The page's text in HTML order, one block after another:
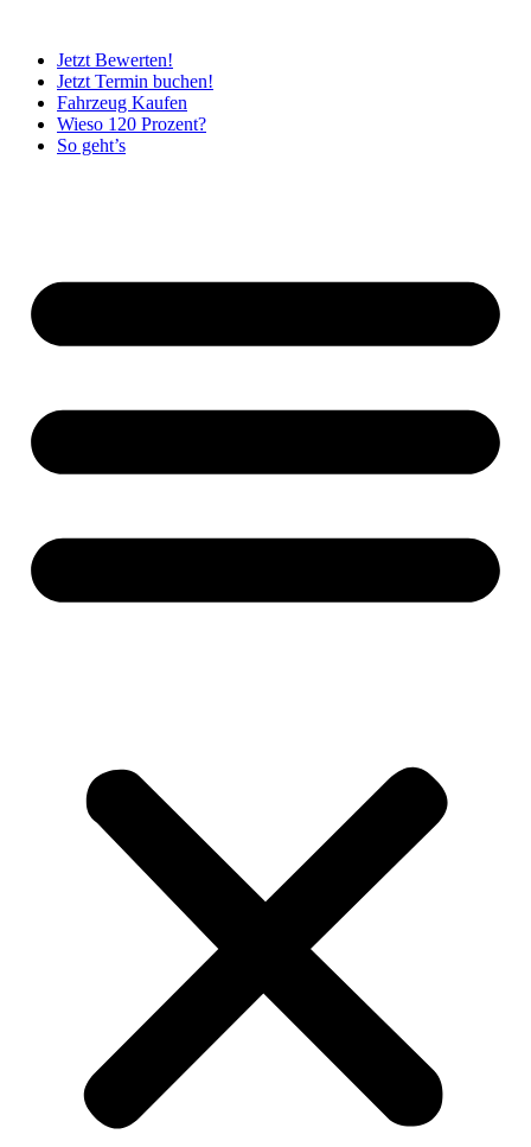
Jetzt Bewerten!
Jetzt Termin buchen!
Fahrzeug Kaufen
Wieso 120 Prozent?
So geht’s